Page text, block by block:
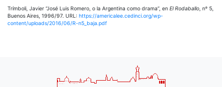
Trímboli, Javier “José Luis Romero, o la Argentina como drama”, en El Rodaballo, nº 5,
Buenos Aires, 1996/97. URL: https://americalee.cedinci.org/wp-
content/uploads/2016/06/R-n5_baja.pdf